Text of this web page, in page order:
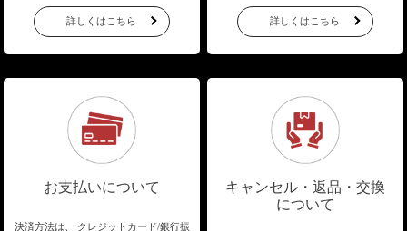
詳しくはこちら 詳しくはこちら
お支払いについて
決済方法は、 クレジットカード/銀行振
キャンセル・返品・交換
について